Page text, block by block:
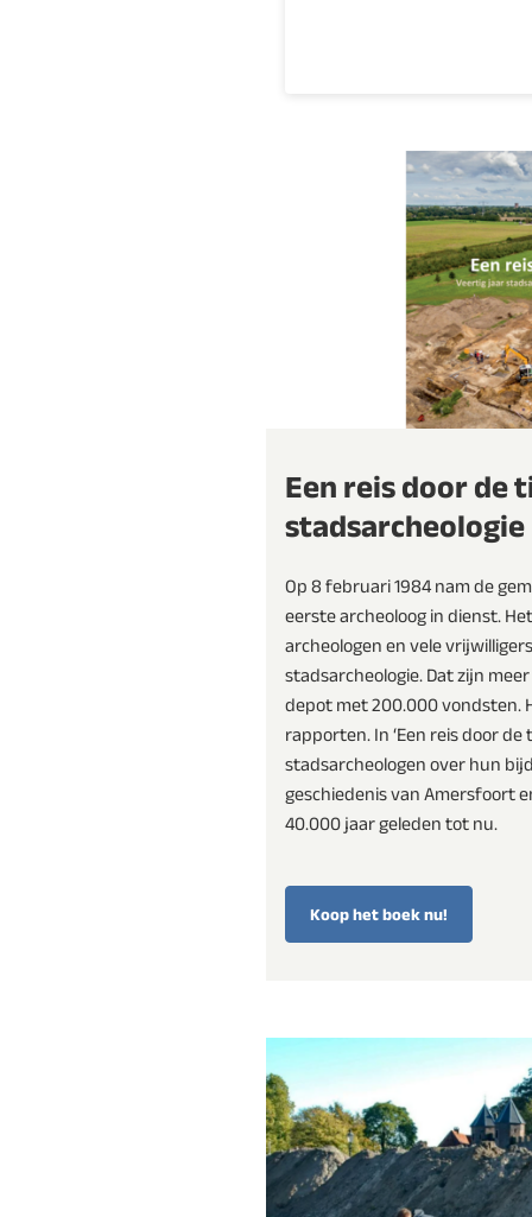
Een reis door de
Op 8 februari 1984 nam de
eerste archeoloog in dienst.
archeologen en vele
stadsarcheologie. Dat zijn
depot met 200.000 vondsten.
rapporten. In ‘Een reis door de
stadsarcheologen over hun
geschiedenis van Amersfoort
40.000 jaar geleden tot nu.
Koop het boek nu!